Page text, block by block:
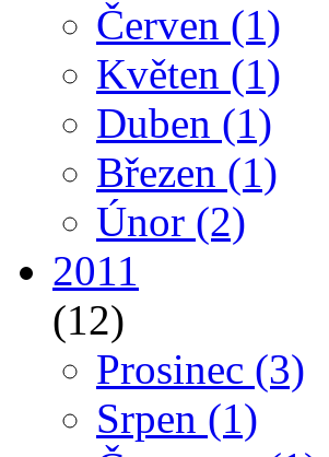
Červen (1)
Květen (1)
Duben (1)
Březen (1)
Únor (2)
2011
(12)
Prosinec (3)
Srpen (1)